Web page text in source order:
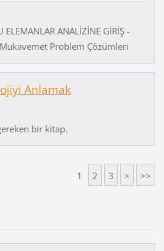
ELEMANLAR ANALİZİNE GİRİŞ -
Problem Çözümleri
Anlamak
bir kitap.
1 2 3 > >>